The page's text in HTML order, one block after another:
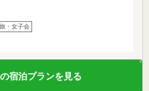
・女子会
宿泊プランを見る